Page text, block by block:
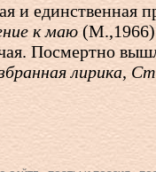
и единственная
к маю (М.,1966).
Посмертно
лирика,